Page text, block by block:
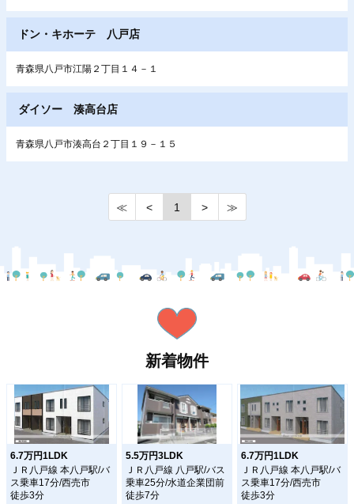
ドン・キホーテ 八戸店
青森県八戸市江陽２丁目１４－１
ダイソー 湊高台店
青森県八戸市湊高台２丁目１９－１５
≪ < 1 > ≫
新着物件
6.7万円1LDK
ＪＲ八戸線 本八戸駅/バ
ス乗車17分/西売市
徒歩3分
5.5万円3LDK
ＪＲ八戸線 八戸駅/バス
乗車25分/水道企業団前
徒歩7分
6.7万円1LDK
ＪＲ八戸線 本八戸駅/バ
ス乗車17分/西売市
徒歩3分